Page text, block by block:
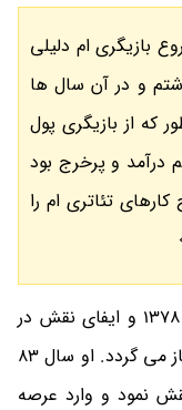
بازیگری ام دلیلی
و در آن سال ها
که از بازیگری پول
درآمد و پرخرج بود
تئاتری ام را
ورود اشکان خطیبی به تلویزیون به سال 1378 و ایفای نقش در
سریال همسفر به کارگردان باقری جعفری باز می گردد. او سال 83
نمود و وارد عرصه